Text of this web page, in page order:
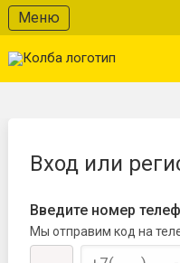
Меню
Вход или
Введите номер
Мы отправим код на